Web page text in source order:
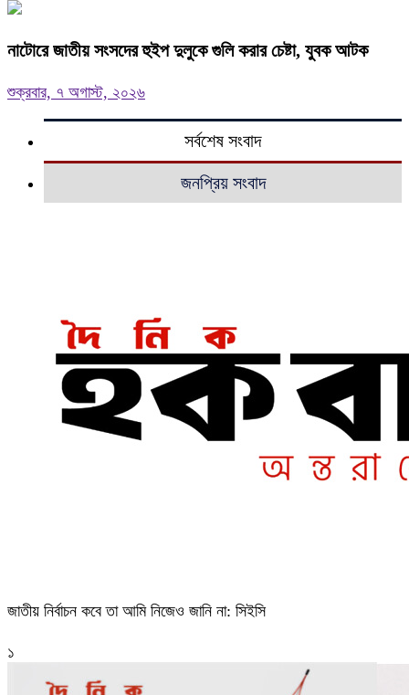
নাটোরে জাতীয় সংসদের হুইপ দুলুকে গুলি করার চেষ্টা, যুবক আটক
শুক্রবার, ৭ অগাস্ট, ২০২৬
সর্বশেষ সংবাদ
জনপ্রিয় সংবাদ
জাতীয় নির্বাচন কবে তা আমি নিজেও জানি না: সিইসি
১